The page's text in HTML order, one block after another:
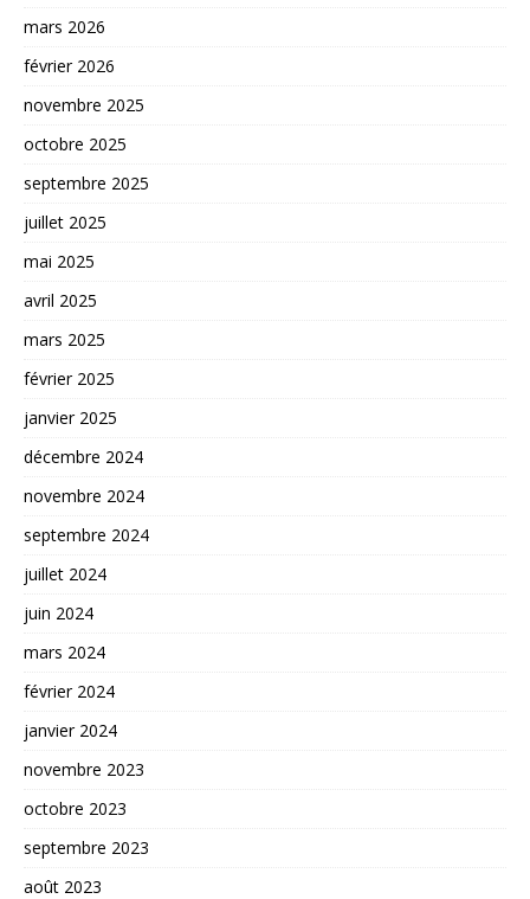
mars 2026
février 2026
novembre 2025
octobre 2025
septembre 2025
juillet 2025
mai 2025
avril 2025
mars 2025
février 2025
janvier 2025
décembre 2024
novembre 2024
septembre 2024
juillet 2024
juin 2024
mars 2024
février 2024
janvier 2024
novembre 2023
octobre 2023
septembre 2023
août 2023